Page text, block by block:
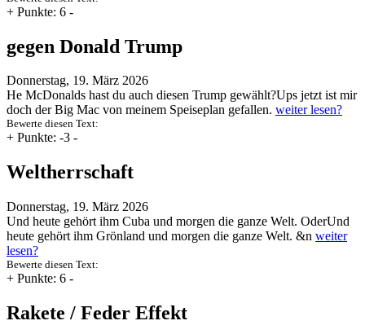
+ Punkte: 6 -
gegen Donald Trump
Donnerstag, 19. März 2026
He McDonalds hast du auch diesen Trump gewählt?Ups jetzt ist mir
doch der Big Mac von meinem Speiseplan gefallen. weiter lesen?
Bewerte diesen Text:
+ Punkte: -3 -
Weltherrschaft
Donnerstag, 19. März 2026
Und heute gehört ihm Cuba und morgen die ganze Welt. OderUnd
heute gehört ihm Grönland und morgen die ganze Welt. &n weiter
lesen?
Bewerte diesen Text:
+ Punkte: 6 -
Rakete / Feder Effekt